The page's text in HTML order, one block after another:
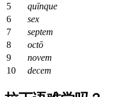
5
quīnque
6
sex
7
septem
8
octō
9
novem
10
decem